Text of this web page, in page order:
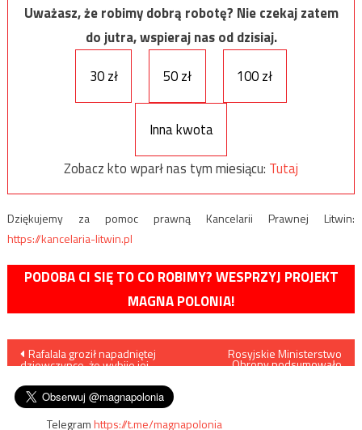
Uważasz, że robimy dobrą robotę? Nie czekaj zatem
do jutra, wspieraj nas od dzisiaj.
30 zł
50 zł 100 zł
Inna kwota
Zobacz kto wparł nas tym miesiącu: Tutaj
Dziękujemy za pomoc prawną Kancelarii Prawnej Litwin:
https://kancelaria-litwin.pl
PODOBA CI SIĘ TO CO ROBIMY? WESPRZYJ PROJEKT
MAGNA POLONIA!
Nawigacja
wpisu
Rafalala groził napadniętej
dziewczynce, że wybije jej
Rosyjskie Ministerstwo
Obrony podsumowało
Telegramhttps://t.me/magnapolonia